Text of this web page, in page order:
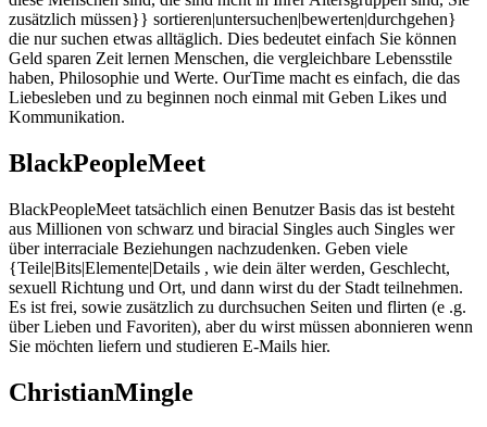
zusätzlich müssen}} sortieren|untersuchen|bewerten|durchgehen}
die nur suchen etwas alltäglich. Dies bedeutet einfach Sie können
Geld sparen Zeit lernen Menschen, die vergleichbare Lebensstile
haben, Philosophie und Werte. OurTime macht es einfach, die das
Liebesleben und zu beginnen noch einmal mit Geben Likes und
Kommunikation.
BlackPeopleMeet
BlackPeopleMeet tatsächlich einen Benutzer Basis das ist besteht
aus Millionen von schwarz und biracial Singles auch Singles wer
über interraciale Beziehungen nachzudenken. Geben viele
{Teile|Bits|Elemente|Details , wie dein älter werden, Geschlecht,
sexuell Richtung und Ort, und dann wirst du der Stadt teilnehmen.
Es ist frei, sowie zusätzlich zu durchsuchen Seiten und flirten (e .g.
über Lieben und Favoriten), aber du wirst müssen abonnieren wenn
Sie möchten liefern und studieren E-Mails hier.
ChristianMingle